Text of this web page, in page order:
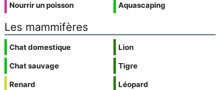
Nourrir un poisson
Aquascaping
Les mammifères
Chat domestique
Chat sauvage
Renard
Lion
Tigre
Léopard